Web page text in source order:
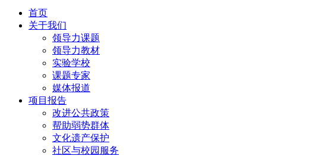
首页
关于我们
领导力课题
领导力教材
实验学校
课题专家
媒体报道
项目报告
改进公共政策
帮助弱势群体
文化遗产保护
社区与校园服务